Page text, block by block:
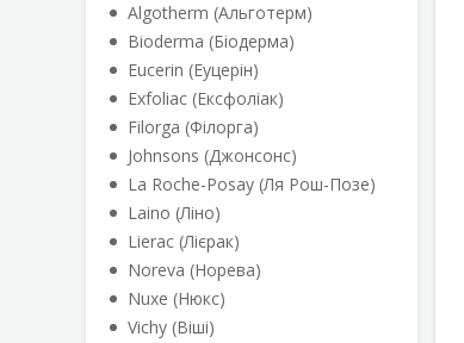
Algotherm (Альготерм)
Bioderma (Біодерма)
Eucerin (Еуцерін)
Exfoliac (Ексфоліак)
Filorga (Філорга)
Johnsons (Джонсонс)
La Roche-Posay (Ля Рош-Позе)
Laino (Ліно)
Lierac (Лієрак)
Noreva (Норева)
Nuxe (Нюкс)
Vichy (Віші)